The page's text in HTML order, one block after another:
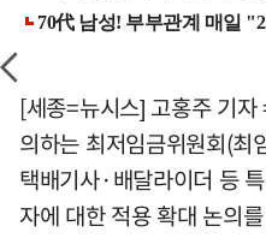
[세종=뉴시스] 고홍주 기
의하는 최저임금위원회(최
택배기사·배달라이더 등
자에 대한 적용 확대 논의